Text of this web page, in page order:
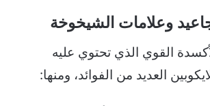
القوي الذي تحتوي عليه
العديد من الفوائد، ومنها: